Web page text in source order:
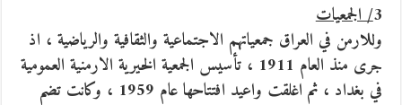
3/ الجمعيات
وللارمن في العراق جمعياتهم الاجتماعية والثقافية والرياضية ، اذ
جرى منذ العام 1911 ، تأسيس الجمعية الخيرية الارمنية العمومية
في بغداد ، ثم اغلقت واعيد افتتاحها عام 1959 ، وكانت تضم